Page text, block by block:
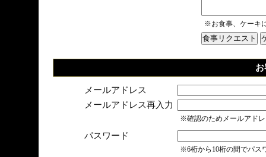
※お食事、ケーキ
メールアドレス
メールアドレス再入力
※確認のためメールアド
パスワード
※6桁から10桁の間でパス